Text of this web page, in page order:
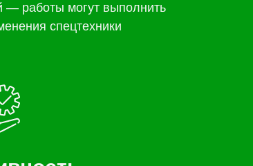
— работы могут выполнить
спецтехники